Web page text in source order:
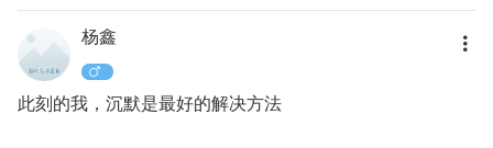
杨鑫
此刻的我，沉默是最好的解决方法